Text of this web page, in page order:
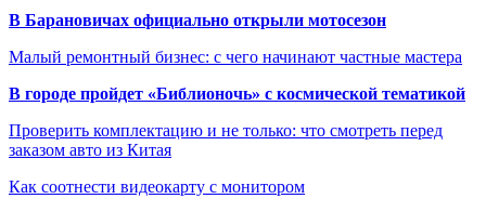
В Барановичах официально открыли мотосезон
Малый ремонтный бизнес: с чего начинают частные мастера
В городе пройдет «Библионочь» с космической тематикой
Проверить комплектацию и не только: что смотреть перед
заказом авто из Китая
Как соотнести видеокарту с монитором